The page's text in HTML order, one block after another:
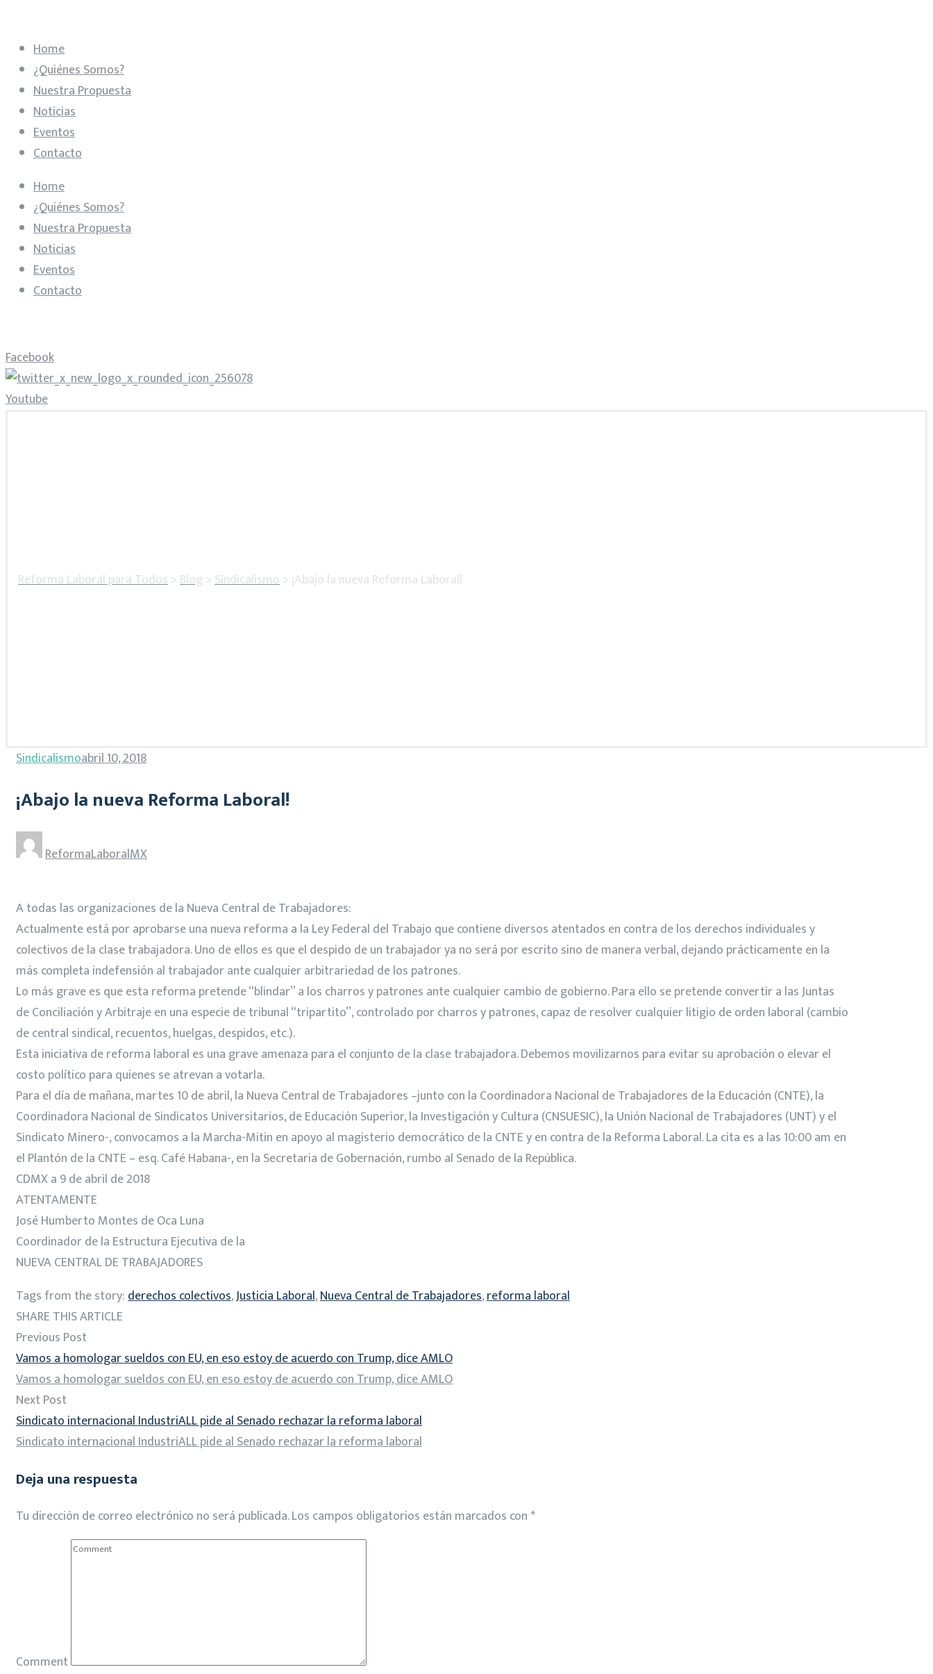
Home
¿Quiénes Somos?
Nuestra Propuesta
Noticias
Eventos
Contacto
Home
¿Quiénes Somos?
Nuestra Propuesta
Noticias
Eventos
Contacto
Facebook
Youtube
Reforma Laboral para Todos> Blog > Sindicalismo> ¡Abajo la nueva Reforma Laboral!
Sindicalismoabril 10, 2018
¡Abajo la nueva Reforma Laboral!
ReformaLaboralMX
A todas las organizaciones de la Nueva Central de Trabajadores:
Actualmente está por aprobarse una nueva reforma a la Ley Federal del Trabajo que contiene diversos atentados en contra de los derechos individuales y
colectivos de la clase trabajadora. Uno de ellos es que el despido de un trabajador ya no será por escrito sino de manera verbal, dejando prácticamente en la
más completa indefensión al trabajador ante cualquier arbitrariedad de los patrones.
Lo más grave es que esta reforma pretende “blindar” a los charros y patrones ante cualquier cambio de gobierno. Para ello se pretende convertir a las Juntas
de Conciliación y Arbitraje en una especie de tribunal “tripartito”, controlado por charros y patrones, capaz de resolver cualquier litigio de orden laboral (cambio
de central sindical, recuentos, huelgas, despidos, etc.).
Esta iniciativa de reforma laboral es una grave amenaza para el conjunto de la clase trabajadora. Debemos movilizarnos para evitar su aprobación o elevar el
costo político para quienes se atrevan a votarla.
Para el día de mañana, martes 10 de abril, la Nueva Central de Trabajadores –junto con la Coordinadora Nacional de Trabajadores de la Educación (CNTE), la
Coordinadora Nacional de Sindicatos Universitarios, de Educación Superior, la Investigación y Cultura (CNSUESIC), la Unión Nacional de Trabajadores (UNT) y el
Sindicato Minero-, convocamos a la Marcha-Mitin en apoyo al magisterio democrático de la CNTE y en contra de la Reforma Laboral. La cita es a las 10:00 am en
el Plantón de la CNTE – esq. Café Habana-, en la Secretaria de Gobernación, rumbo al Senado de la República.
CDMX a 9 de abril de 2018
ATENTAMENTE
José Humberto Montes de Oca Luna
Coordinador de la Estructura Ejecutiva de la
NUEVA CENTRAL DE TRABAJADORES
Tags from the story:derechos colectivos,Justicia Laboral,Nueva Central de Trabajadores,reforma laboral
SHARE THIS ARTICLE
Previous Post
Vamos a homologar sueldos con EU, en eso estoy de acuerdo con Trump, dice AMLO
Vamos a homologar sueldos con EU, en eso estoy de acuerdo con Trump, dice AMLO
Next Post
Sindicato internacional IndustriALL pide al Senado rechazar la reforma laboral
Sindicato internacional IndustriALL pide al Senado rechazar la reforma laboral
Deja una respuesta
Tu dirección de correo electrónico no será publicada.Los campos obligatorios están marcados con *
Comment